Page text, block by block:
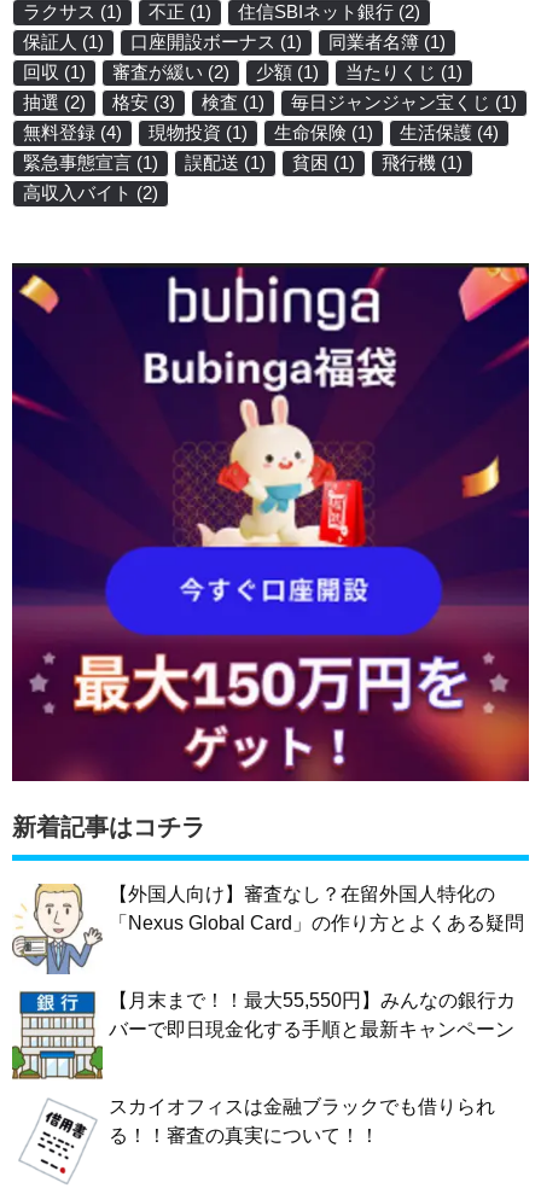
ラクサス (1) 不正 (1) 住信SBIネット銀行 (2)
保証人 (1) 口座開設ボーナス (1) 同業者名簿 (1)
回収 (1) 審査が緩い (2) 少額 (1) 当たりくじ (1)
抽選 (2) 格安 (3) 検査 (1) 毎日ジャンジャン宝くじ (1)
無料登録 (4) 現物投資 (1) 生命保険 (1) 生活保護 (4)
緊急事態宣言 (1) 誤配送 (1) 貧困 (1) 飛行機 (1)
高収入バイト (2)
新着記事はコチラ
【外国人向け】審査なし？在留外国人特化の
「Nexus Global Card」の作り方とよくある疑問
【月末まで！！最大55,550円】みんなの銀行カ
バーで即日現金化する手順と最新キャンペーン
スカイオフィスは金融ブラックでも借りられ
る！！審査の真実について！！